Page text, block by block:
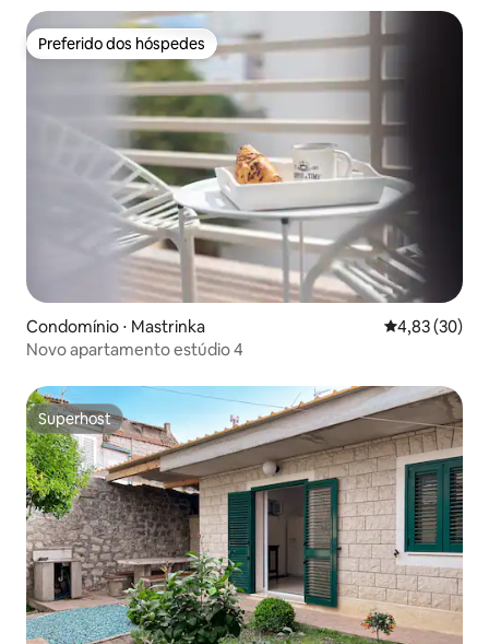
Preferido dos hóspedes
Preferido dos hóspedes
Condomínio ⋅ Mastrinka 4,83 de uma
4,83 (30)
Novo apartamento estúdio 4
Superhost
Superhost